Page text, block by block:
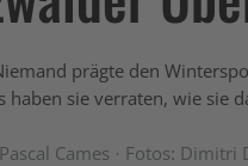
prägte den
haben sie verraten, wie sie
Cames · Fotos: Dimitri